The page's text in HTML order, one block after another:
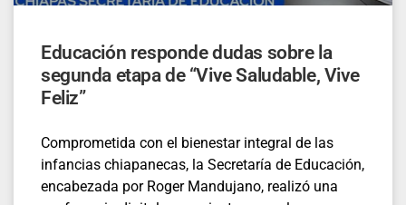
Educación responde dudas sobre la
segunda etapa de “Vive Saludable, Vive
Feliz”
Comprometida con el bienestar integral de las
infancias chiapanecas, la Secretaría de Educación,
encabezada por Roger Mandujano, realizó una